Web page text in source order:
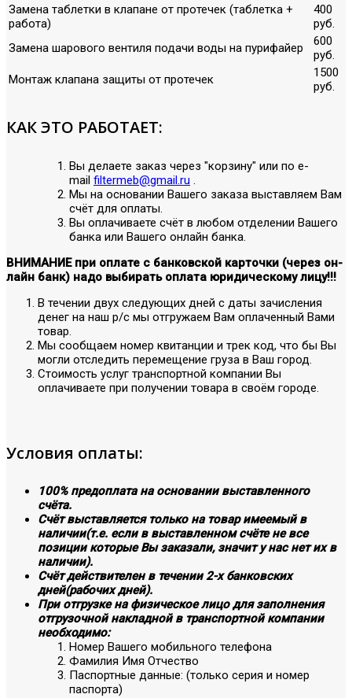
Замена таблетки в клапане от протечек (таблетка +
работа)
400
руб.
Замена шарового вентиля подачи воды на пурифайер
600
руб.
Монтаж клапана защиты от протечек
1500
руб.
КАК ЭТО РАБОТАЕТ:
Вы делаете заказ через "корзину" или по е-
mail filtermeb@gmail.ru .
Мы на основании Вашего заказа выставляем Вам
счёт для оплаты.
Вы оплачиваете счёт в любом отделении Вашего
банка или Вашего онлайн банка.
ВНИМАНИЕ при оплате с банковской карточки (через он-
лайн банк) надо выбирать оплата юридическому лицу!!!
В течении двух следующих дней с даты зачисления
денег на наш р/с мы отгружаем Вам оплаченный Вами
товар.
Мы сообщаем номер квитанции и трек код, что бы Вы
могли отследить перемещение груза в Ваш город.
Стоимость услуг транспортной компании Вы
оплачиваете при получении товара в своём городе.
Условия оплаты:
100% предоплата на основании выставленного
счёта.
Счёт выставляется только на товар имеемый в
наличии(т.е. если в выставленном счёте не все
позиции которые Вы заказали, значит у нас нет их в
наличии).
Счёт действителен в течении 2-х банковских
дней(рабочих дней).
При отгрузке на физическое лицо для заполнения
отгрузочной накладной в транспортной компании
необходимо:
Номер Вашего мобильного телефона
Фамилия Имя Отчество
Паспортные данные: (только серия и номер
паспорта)